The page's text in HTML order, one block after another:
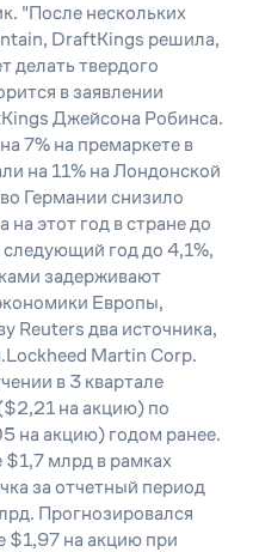
"После нескольких
DraftKings решила,
делать твердого
в заявлении
Джейсона Робинса.
7% на премаркете в
на 11% на Лондонской
Германии снизило
на этот год в стране до
год до 4,1%,
задерживают
Европы,
Reuters два источника,
Martin Corp.
в 3 квартале
на акцию) по
на акцию) годом ранее.
млрд в рамках
за отчетный период
Прогнозировался
$1,97 на акцию при